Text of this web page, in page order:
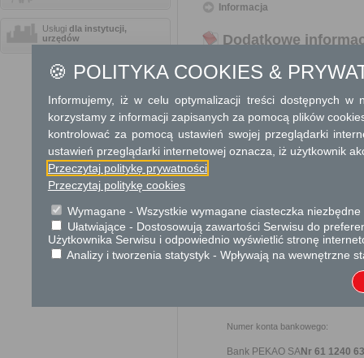
Usługi dla instytucji,
urzędów
Informacja
Dodatkowe
Opłata
Tryb odwoławczy
Nie przysługuje
Informacje dodatkowe
Wnioskodawca proszony
O terminie podpisania umowy
Numer konta bankowego:
Bank PEKAO SANr 61 1240
🍪 POLITYKA COOKIES &
Informujemy, iż w celu optymalizacji treści dostępnych w
korzystamy z informacji zapisanych za pomocą plików
kontrolować za pomocą ustawień swojej przeglądarki
ustawień przeglądarki internetowej oznacza, iż użytkownik
Przeczytaj politykę prywatności
Przeczytaj politykę cookies
Wymagane - Wszystkie wymagane ciasteczka
Ułatwiające - Dostosowują zawartości Serwisu do
Użytkownika Serwisu i odpowiednio wyświetlić stronę
Analizy i tworzenia statystyk - Wpływają na wewnętrzne